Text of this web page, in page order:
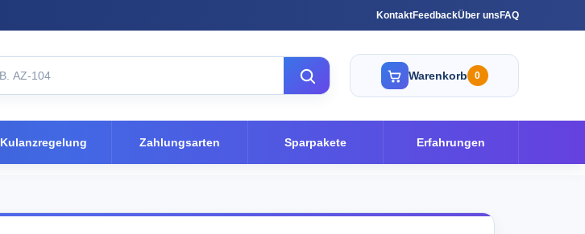
KontaktFeedbackÜber uns FAQ
Warenkorb 0
Kulanzregelung Zahlungsarten Sparpakete Erfahrungen